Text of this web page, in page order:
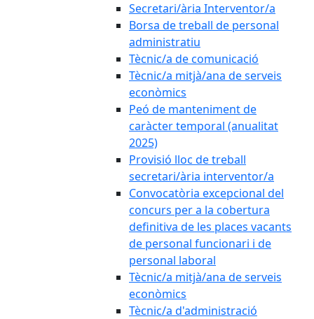
Secretari/ària Interventor/a
Borsa de treball de personal
administratiu
Tècnic/a de comunicació
Tècnic/a mitjà/ana de serveis
econòmics
Peó de manteniment de
caràcter temporal (anualitat
2025)
Provisió lloc de treball
secretari/ària interventor/a
Convocatòria excepcional del
concurs per a la cobertura
definitiva de les places vacants
de personal funcionari i de
personal laboral
Tècnic/a mitjà/ana de serveis
econòmics
Tècnic/a d'administració